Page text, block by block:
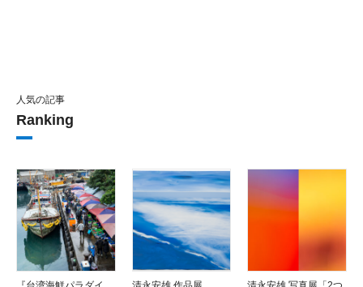
人気の記事
Ranking